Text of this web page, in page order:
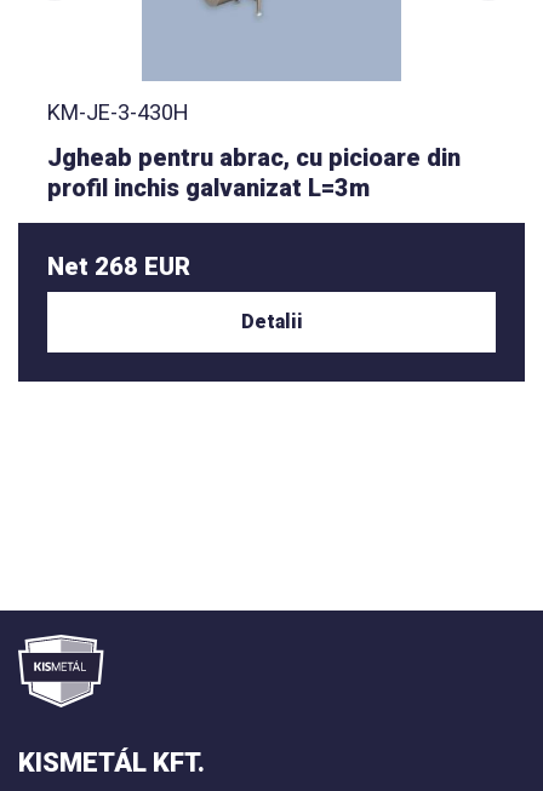
KM-JE-3-430H
Jgheab pentru abrac, cu picioare din
profil inchis galvanizat L=3m
Net 268 EUR
Detalii
KISMETÁL KFT.